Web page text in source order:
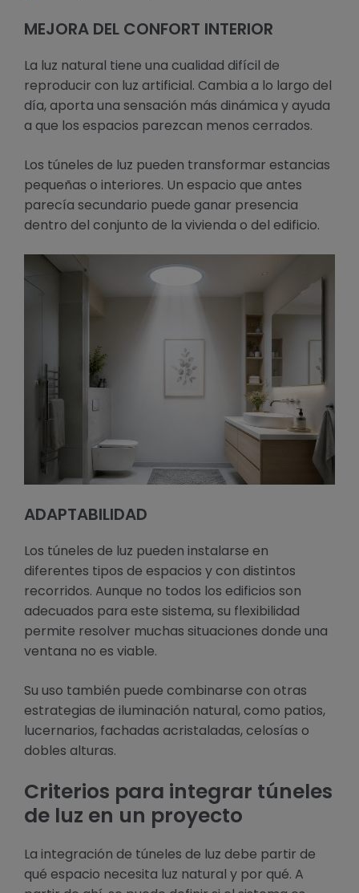
MEJORA DEL CONFORT INTERIOR
La luz natural tiene una cualidad difícil de
reproducir con luz artificial. Cambia a lo largo del
día, aporta una sensación más dinámica y ayuda
a que los espacios parezcan menos cerrados.
Los túneles de luz pueden transformar estancias
pequeñas o interiores. Un espacio que antes
parecía secundario puede ganar presencia
dentro del conjunto de la vivienda o del edificio.
ADAPTABILIDAD
Los túneles de luz pueden instalarse en
diferentes tipos de espacios y con distintos
recorridos. Aunque no todos los edificios son
adecuados para este sistema, su flexibilidad
permite resolver muchas situaciones donde una
ventana no es viable.
Su uso también puede combinarse con otras
estrategias de iluminación natural, como patios,
lucernarios, fachadas acristaladas, celosías o
dobles alturas.
Criterios para integrar túneles
de luz en un proyecto
La integración de túneles de luz debe partir de
qué espacio necesita luz natural y por qué. A